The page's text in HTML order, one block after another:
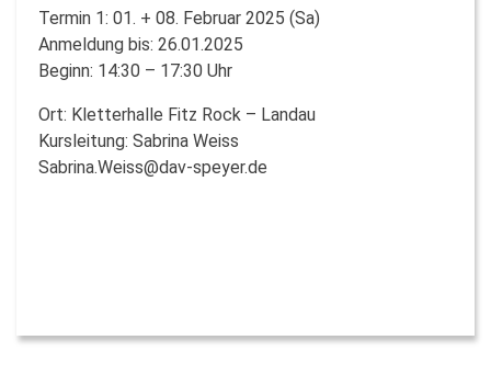
Termin 1: 01. + 08. Februar 2025 (Sa)
Anmeldung bis: 26.01.2025
Beginn: 14:30 – 17:30 Uhr
Ort: Kletterhalle Fitz Rock – Landau
Kursleitung: Sabrina Weiss
Sabrina.Weiss@dav-speyer.de